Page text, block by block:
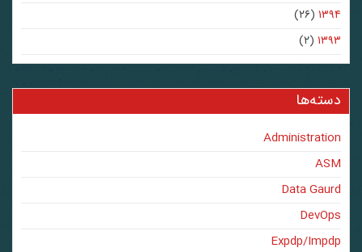
۱۳۹۴(۲۶)
۱۳۹۳(۲)
دسته‌ها
Administration
ASM
Data Gaurd
DevOps
Expdp/Impdp